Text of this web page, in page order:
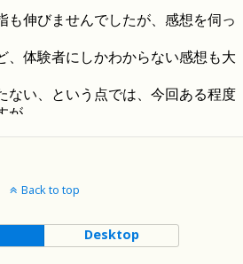
Back to top
Desktop